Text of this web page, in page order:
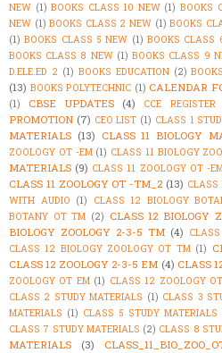
NEW (1) BOOKS CLASS 10 NEW (1) BOOKS
NEW (1) BOOKS CLASS 2 NEW (1) BOOKS
(1) BOOKS CLASS 5 NEW (1) BOOKS CLASS
BOOKS CLASS 8 NEW (1) BOOKS CLASS 9
D.ELE.ED 2 (1) BOOKS EDUCATION (2)
(13) BOOKS POLYTECHNIC (1) CALENDAR
(1)
CBSE UPDATES (4) CCE REGISTER
PROMOTION (7) CEO LIST (1) CLASS 1
MATERIALS (13) CLASS 11 BIOLOGY
ZOOLOGY OT -EM (1) CLASS 11 BIOLOGY
MATERIALS (9) CLASS 11 ZOOLOGY OT -
CLASS 11 ZOOLOGY OT -TM_2 (13)
WITH AUDIO (1) CLASS 12 BIOLOGY
BOTANY OT TM (2) CLASS 12 BIOLOGY
BIOLOGY ZOOLOGY 2-3-5 TM (4)
CLASS 12 BIOLOGY ZOOLOGY OT TM (1)
CLASS 12 ZOOLOGY 2-3-5 EM (4) CLASS
ZOOLOGY OT EM (1) CLASS 12 ZOOLOGY
CLASS 2 STUDY MATERIALS (1) CLASS 3
MATERIALS (1) CLASS 5 STUDY MATERIALS
CLASS 7 STUDY MATERIALS (2) CLASS 8
MATERIALS
(3)